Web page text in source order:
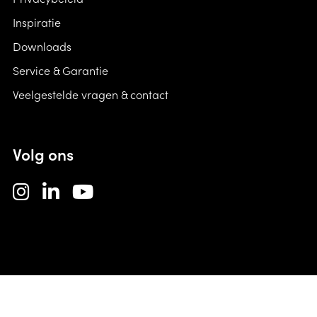
Inspiratie
Downloads
Service & Garantie
Veelgestelde vragen & contact
Volg ons